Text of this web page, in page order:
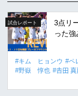
試合レポート
3点リ
った
#キム ヒョンウ #ペ
#野嶽 惇也 #𠮷田